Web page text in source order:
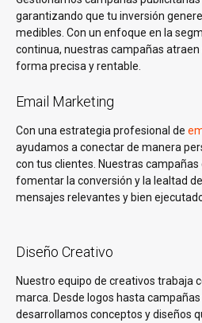
garantizando que tu inversión
medibles. Con un enfoque en la
continua, nuestras campañas
forma precisa y rentable.
Email Marketing
Con una estrategia profesional de
ayudamos a conectar de manera
con tus clientes. Nuestras
fomentar la conversión y la lealtad
mensajes relevantes y bien
Diseño Creativo
Nuestro equipo de creativos trabaja
marca. Desde logos hasta
desarrollamos conceptos y diseños